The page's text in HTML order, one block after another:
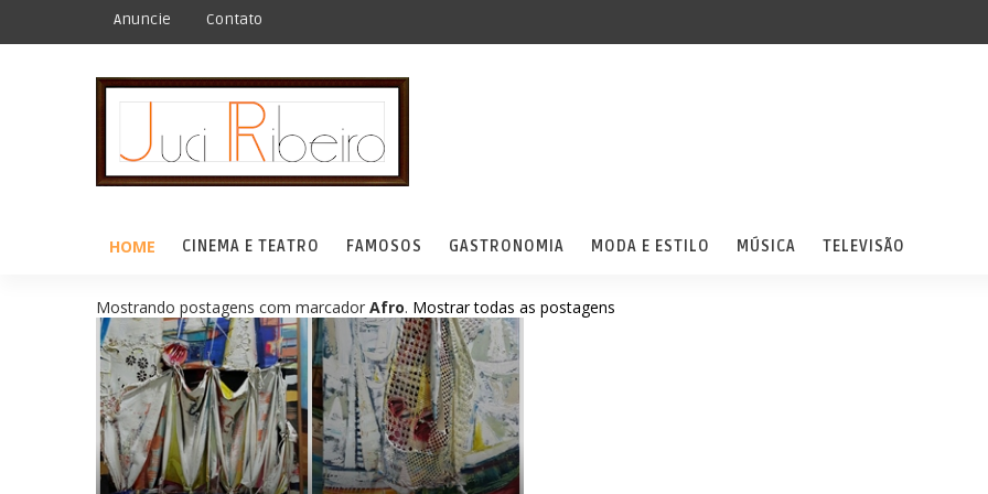
Anuncie Contato
HOME CINEMA E TEATRO FAMOSOS GASTRONOMIA MODA E ESTILO MÚSICA TELEVISÃO
Mostrando postagens com marcador Afro. Mostrar todas as postagens